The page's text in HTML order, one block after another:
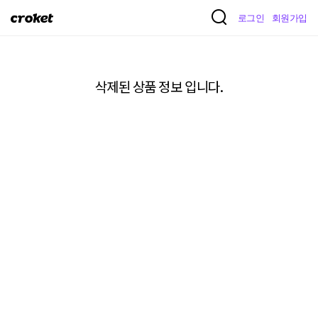
크
로그인 회원가입
삭제된 상품 정보 입니다.